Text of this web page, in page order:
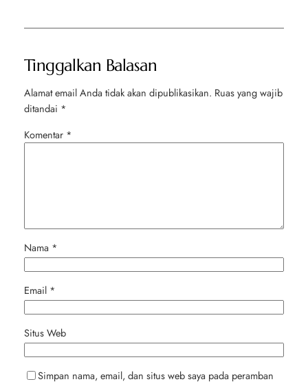
Tinggalkan Balasan
Alamat email Anda tidak akan dipublikasikan. Ruas yang wajib
ditandai *
Komentar *
Nama *
Email *
Situs Web
Simpan nama, email, dan situs web saya pada peramban